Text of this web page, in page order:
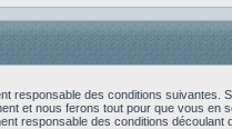
des conditions suivantes.
et nous ferons tout pour que vous en
responsable des conditions découlant